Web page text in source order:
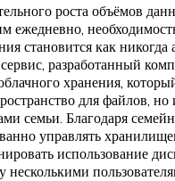
роста объёмов
ежедневно,
становится как никогда
разработанный
хранения,
для файлов, но
семьи. Благодаря
управлять
использование
несколькими